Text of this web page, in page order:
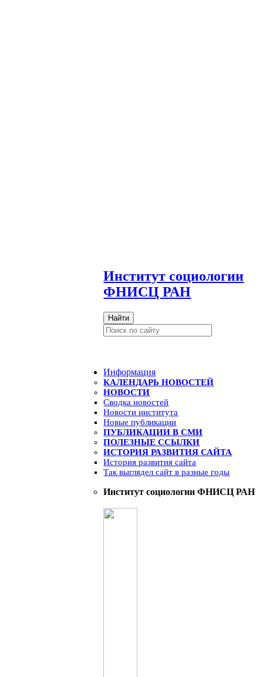
Институт социологии
ФНИСЦ РАН
Найти
Информация
КАЛЕНДАРЬ НОВОСТЕЙ
НОВОСТИ
Сводка новостей
Новости института
Новые публикации
ПУБЛИКАЦИИ В СМИ
ПОЛЕЗНЫЕ ССЫЛКИ
ИСТОРИЯ РАЗВИТИЯ САЙТА
История развития сайта
Так выглядел сайт в разные годы
Институт социологии ФНИСЦ РАН